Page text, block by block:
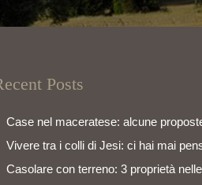
Posts
Case nel maceratese: alcune
Vivere tra i colli di Jesi: ci hai mai
Casolare con terreno: 3 proprietà